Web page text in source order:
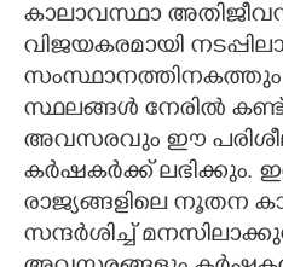
കാലാവസ്ഥാ
വിജയകരമായി
സംസ്ഥാനത്തിനകത്തും
സ്ഥലങ്ങൾ നേരിൽ കണ്ട്
അവസരവും ഈ
കർഷകർക്ക് ലഭിക്കും.
രാജ്യങ്ങളിലെ നൂതന
സന്ദർശിച്ച്